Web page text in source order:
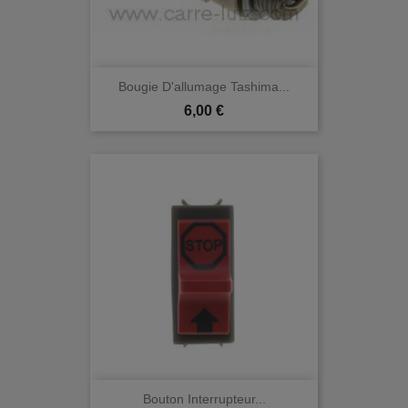
Bougie D'allumage Tashima...
Prix
6,00 €
Bouton Interrupteur...